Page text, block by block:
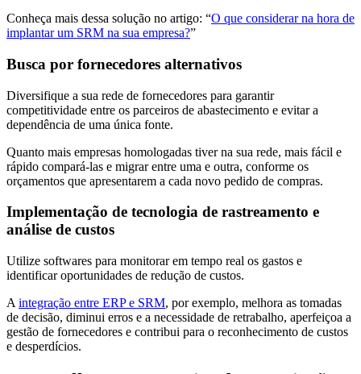
Conheça mais dessa solução no artigo: “O que considerar na hora de
implantar um SRM na sua empresa?”
Busca por fornecedores alternativos
Diversifique a sua rede de fornecedores para garantir
competitividade entre os parceiros de abastecimento e evitar a
dependência de uma única fonte.
Quanto mais empresas homologadas tiver na sua rede, mais fácil e
rápido compará-las e migrar entre uma e outra, conforme os
orçamentos que apresentarem a cada novo pedido de compras.
Implementação de tecnologia de rastreamento e
análise de custos
Utilize softwares para monitorar em tempo real os gastos e
identificar oportunidades de redução de custos.
A integração entre ERP e SRM, por exemplo, melhora as tomadas
de decisão, diminui erros e a necessidade de retrabalho, aperfeiçoa a
gestão de fornecedores e contribui para o reconhecimento de custos
e desperdícios.